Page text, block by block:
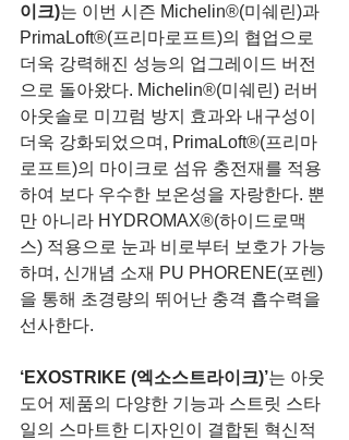
이크)는 이번 시즌 Michelin®(미쉐린)과
PrimaLoft®(프리마로프트)의 협업으로
더욱 강력해진 성능의 업그레이드 버전
으로 돌아왔다. Michelin®(미쉐린) 러버
아웃솔로 미끄럼 방지 효과와 내구성이
더욱 강화되었으며, PrimaLoft®(프리마
로프트)의 마이크로 섬유 충전재를 적용
하여 보다 우수한 보온성을 자랑한다. 뿐
만 아니라 HYDROMAX®(하이드로맥
스) 적용으로 눈과 비로부터 보호가 가능
하며, 신개념 소재 PU PHORENE(포렌)
을 통해 초경량의 뛰어난 충격 흡수력을
선사한다.
‘EXOSTRIKE (엑소스트라이크)’는 아웃
도어 제품의 다양한 기능과 스트릿 스타
일의 스마트한 디자인이 결합된 혁신적